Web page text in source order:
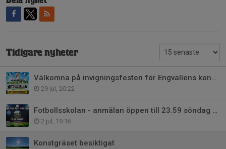
Tidigare nyheter
Välkomna på invigningsfesten för Engvallens konstgräs!
29 jul, 20:22
Fotbollsskolan - anmälan öppen till 23.59 söndag 26/7
2 jul, 19:16
Konstgräset besiktigat